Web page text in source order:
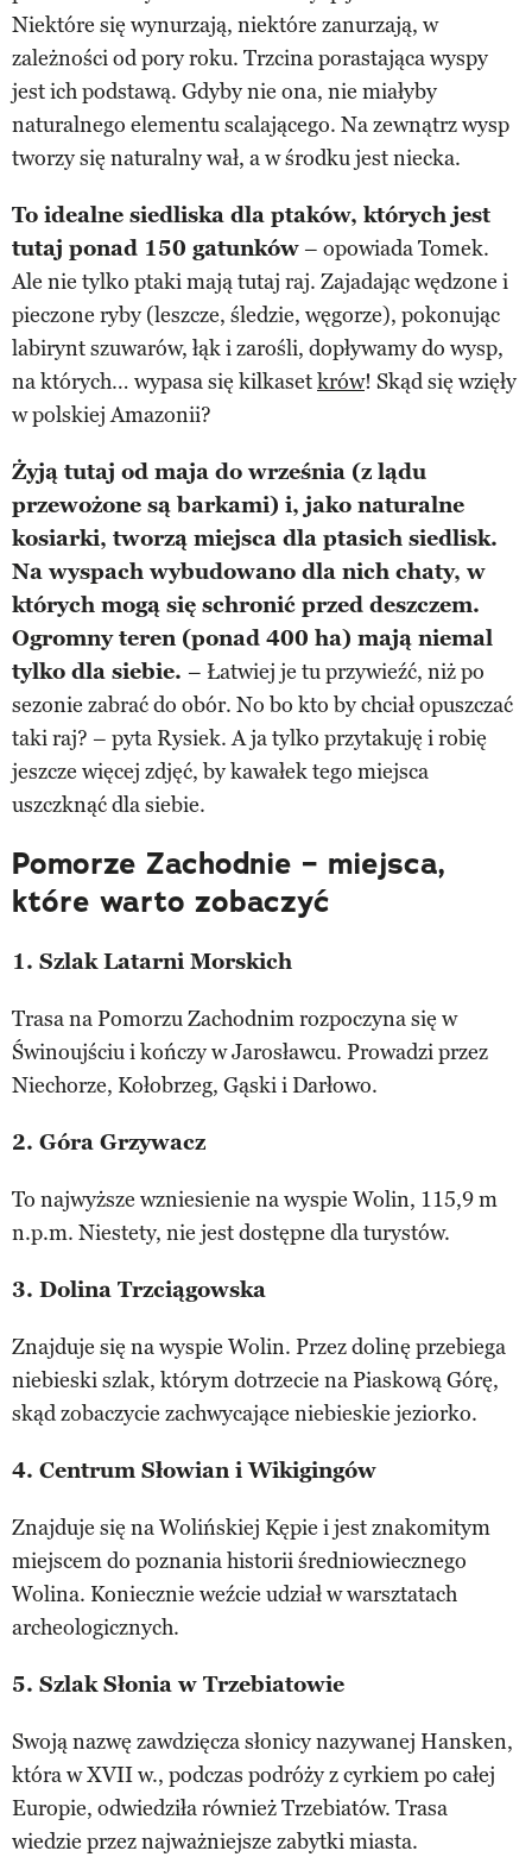
Niektóre się wynurzają, niektóre zanurzają, w
zależności od pory roku. Trzcina porastająca wyspy
jest ich podstawą. Gdyby nie ona, nie miałyby
naturalnego elementu scalającego. Na zewnątrz wysp
tworzy się naturalny wał, a w środku jest niecka.
To idealne siedliska dla ptaków, których jest
tutaj ponad 150 gatunków– opowiada Tomek.
Ale nie tylko ptaki mają tutaj raj. Zajadając wędzone i
pieczone ryby (leszcze, śledzie, węgorze), pokonując
labirynt szuwarów, łąk i zarośli, dopływamy do wysp,
na których… wypasa się kilkasetkrów! Skąd się wzięły
w polskiej Amazonii?
Żyją tutaj od maja do września (z lądu
przewożone są barkami) i, jako naturalne
kosiarki, tworzą miejsca dla ptasich siedlisk.
Na wyspach wybudowano dla nich chaty, w
których mogą się schronić przed deszczem.
Ogromny teren (ponad 400 ha) mają niemal
tylko dla siebie. – Łatwiej je tu przywieźć, niż po
sezonie zabrać do obór. No bo kto by chciał opuszczać
taki raj? – pyta Rysiek. A ja tylko przytakuję i robię
jeszcze więcej zdjęć, by kawałek tego miejsca
uszczknąć dla siebie.
Pomorze Zachodnie – miejsca,
które warto zobaczyć
1. Szlak Latarni Morskich
Trasa na Pomorzu Zachodnim rozpoczyna się w
Świnoujściu i kończy w Jarosławcu. Prowadzi przez
Niechorze, Kołobrzeg, Gąski i Darłowo.
2. Góra Grzywacz
To najwyższe wzniesienie na wyspie Wolin, 115,9 m
n.p.m. Niestety, nie jest dostępne dla turystów.
3. Dolina Trzciągowska
Znajduje się na wyspie Wolin. Przez dolinę przebiega
niebieski szlak, którym dotrzecie na Piaskową Górę,
skąd zobaczycie zachwycające niebieskie jeziorko.
4. Centrum Słowian i Wikigingów
Znajduje się na Wolińskiej Kępie i jest znakomitym
miejscem do poznania historii średniowiecznego
Wolina. Koniecznie weźcie udział w warsztatach
archeologicznych.
5. Szlak Słonia w Trzebiatowie
Swoją nazwę zawdzięcza słonicy nazywanej Hansken,
która w XVII w., podczas podróży z cyrkiem po całej
Europie, odwiedziła również Trzebiatów. Trasa
wiedzie przez najważniejsze zabytki miasta.